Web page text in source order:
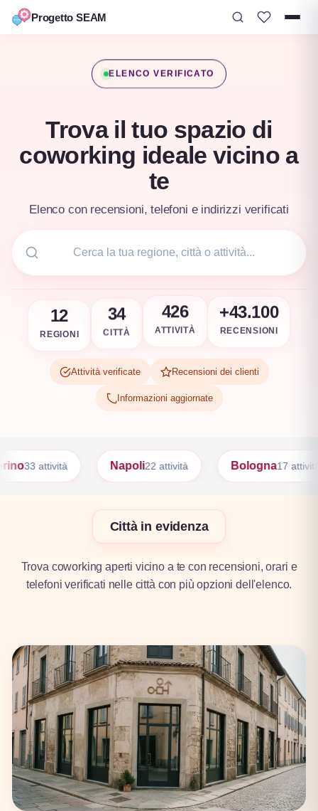
Progetto SEAM
ELENCO VERIFICATO
Trova il tuo spazio di
coworking ideale vicino a
te
Elenco con recensioni, telefoni e indirizzi verificati
12
REGIONI
34
CITTÀ
426
ATTIVITÀ
+43.100
RECENSIONI
Attività verificate Recensioni dei clienti
Informazioni aggiornate
Napoli 22 attività Bologna17 attività Firenze17
Città in evidenza
Trova coworking aperti vicino a te con recensioni, orari e
telefoni verificati nelle città con più opzioni dell'elenco.